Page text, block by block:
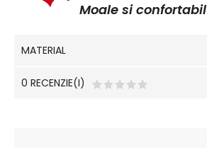
Moale si confortabil
MATERIAL
0 RECENZIE(I)